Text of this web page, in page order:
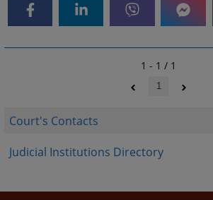
Court's Contacts
Judicial Institutions Directory
1 - 1 / 1
1